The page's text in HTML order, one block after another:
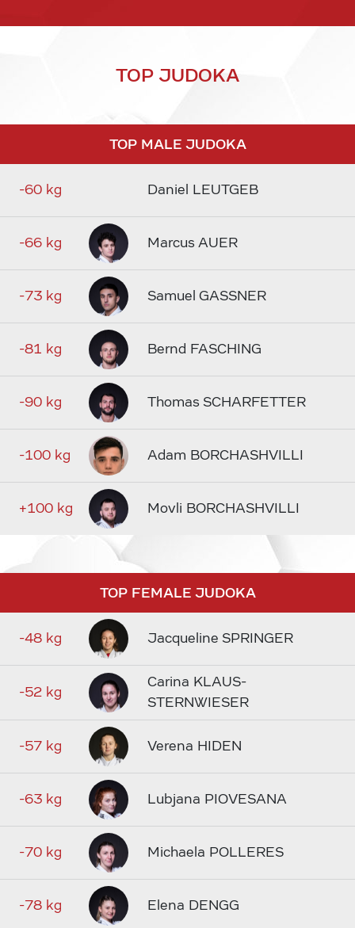
TOP JUDOKA
TOP MALE JUDOKA
-60 kg Daniel LEUTGEB
-66 kg Marcus AUER
-73 kg Samuel GASSNER
-81 kg Bernd FASCHING
-90 kg Thomas SCHARFETTER
-100 kg Adam BORCHASHVILLI
+100 kg Movli BORCHASHVILLI
TOP FEMALE JUDOKA
-48 kg Jacqueline SPRINGER
-52 kg
Carina KLAUS-
STERNWIESER
-57 kg Verena HIDEN
-63 kg Lubjana PIOVESANA
-70 kg Michaela POLLERES
-78 kg Elena DENGG